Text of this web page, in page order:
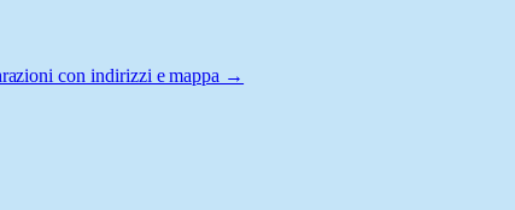
con indirizzi e mappa →